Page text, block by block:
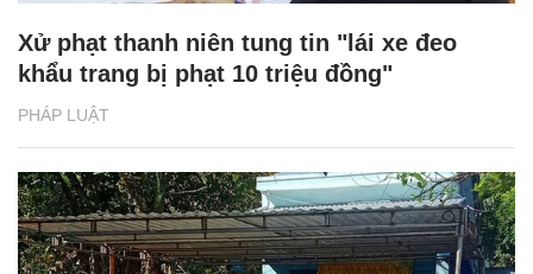
PHÁP LUẬT
Xử phạt thanh niên tung tin "lái xe đeo
khẩu trang bị phạt 10 triệu đồng"